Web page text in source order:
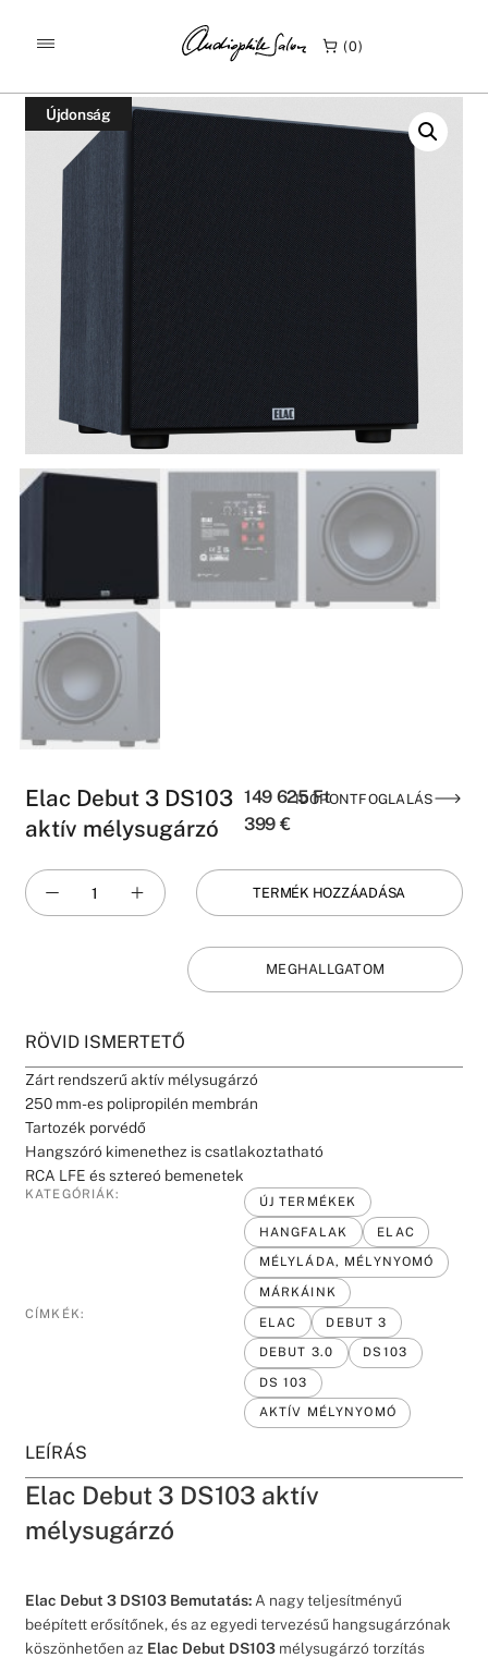
0
KEZDŐLAP TERMÉKEK
/
ELAC DEBUT 3 DS103 AKTÍV MÉLYSUGÁRZÓ
Újdonság
IDŐPONTFOGLALÁS
Elac Debut 3 DS103
aktív mélysugárzó
149 625Ft
399 €
TERMÉK HOZZÁADÁSA
MEGHALLGATOM
RÖVID ISMERTETŐ
Zárt rendszerű aktív mélysugárzó
250 mm-es polipropilén membrán
Tartozék porvédő
Hangszóró kimenethez is csatlakoztatható
RCA LFE és sztereó bemenetek
KATEGÓRIÁK:
ÚJ TERMÉKEK
HANGFALAK
ELAC
MÉLYLÁDA, MÉLYNYOMÓ
MÁRKÁINK
CÍMKÉK:
ELAC
DEBUT 3
DEBUT 3.0
DS103
DS 103
AKTÍV MÉLYNYOMÓ
LEÍRÁS
Elac Debut 3 DS103 aktív
mélysugárzó
Elac Debut 3 DS103 Bemutatás:A nagy teljesítményű
beépített erősítőnek, és az egyedi tervezésű hangsugárzónak
köszönhetően az Elac Debut DS103mélysugárzó torzítás